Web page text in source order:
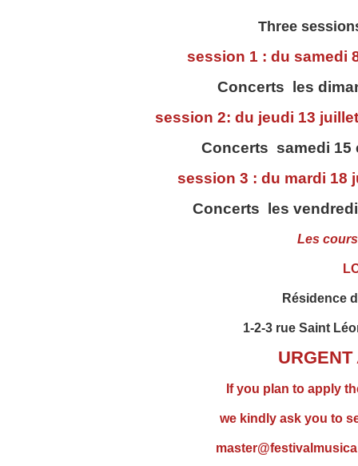
Three
session 1 : du samedi
Concerts les
session 2: du jeudi 13
Concerts samedi 15
session 3 : du mardi 18
Concerts les
Les
Résidence
1-2-3 rue Saint
URGENT
If you plan to apply
we kindly ask you to